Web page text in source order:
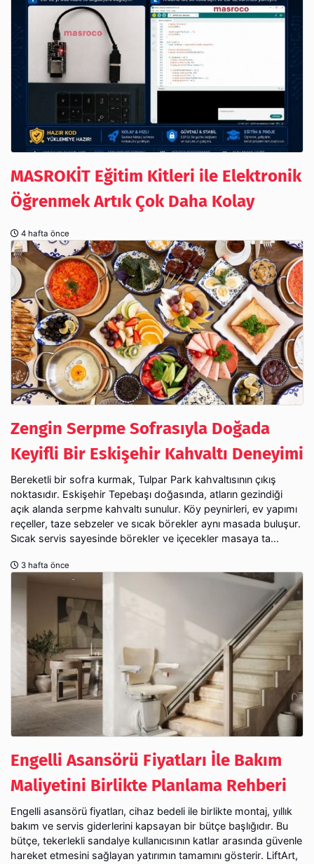
MASROKİT Eğitim Kitleri ile Elektronik
Öğrenmek Artık Çok Daha Kolay
4 hafta önce
Zengin Serpme Sofrasıyla Doğada
Keyifli Bir Eskişehir Kahvaltı Deneyimi
Bereketli bir sofra kurmak, Tulpar Park kahvaltısının çıkış
noktasıdır. Eskişehir Tepebaşı doğasında, atların gezindiği
açık alanda serpme kahvaltı sunulur. Köy peynirleri, ev yapımı
reçeller, taze sebzeler ve sıcak börekler aynı masada buluşur.
Sıcak servis sayesinde börekler ve içecekler masaya ta...
3 hafta önce
Engelli Asansörü Fiyatları İle Bakım
Maliyetini Birlikte Planlama Rehberi
Engelli asansörü fiyatları, cihaz bedeli ile birlikte montaj, yıllık
bakım ve servis giderlerini kapsayan bir bütçe başlığıdır. Bu
bütçe, tekerlekli sandalye kullanıcısının katlar arasında güvenle
hareket etmesini sağlayan yatırımın tamamını gösterir. LiftArt,